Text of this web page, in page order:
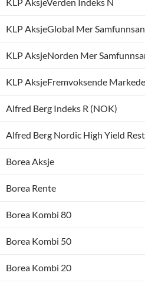
KLP AksjeGlobal Mer
KLP AksjeNorden Mer
KLP AksjeFremvoksende
Alfred Berg Indeks R (NOK)
Alfred Berg Nordic High Yield
Borea Aksje
Borea Rente
Borea Kombi 80
Borea Kombi 50
Borea Kombi 20